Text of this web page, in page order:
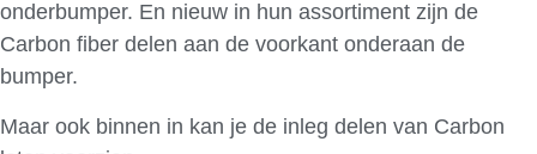
onderbumper. En nieuw in hun assortiment zijn de
Carbon fiber delen aan de voorkant onderaan de
bumper.
Maar ook binnen in kan je de inleg delen van Carbon